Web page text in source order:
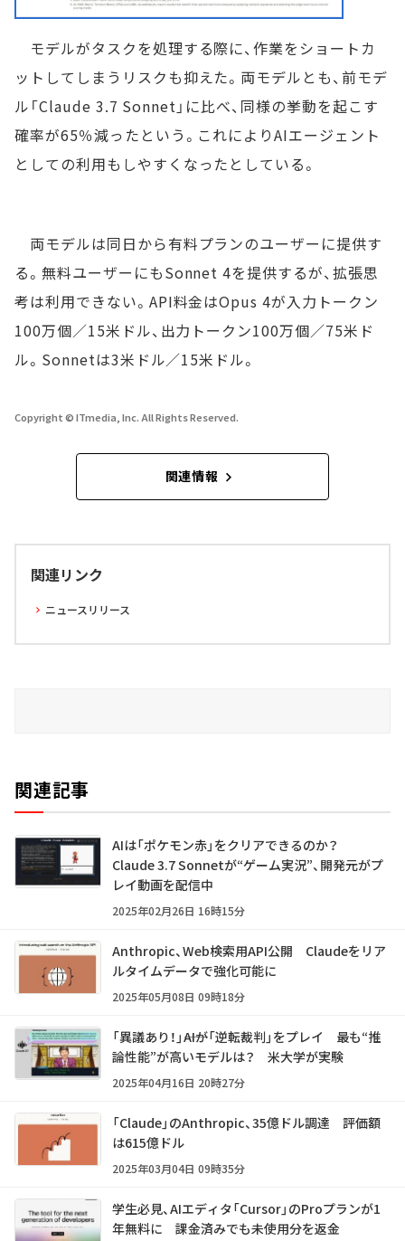
モデルがタスクを処理する際に、作業をショートカ
ットしてしまうリスクも抑えた。両モデルとも、前モデ
ル「Claude 3.7 Sonnet」に比べ、同様の挙動を起こす
確率が65％減ったという。これによりAIエージェント
としての利用もしやすくなったとしている。
両モデルは同日から有料プランのユーザーに提供す
る。無料ユーザーにもSonnet 4を提供するが、拡張思
考は利用できない。API料金はOpus 4が入力トークン
100万個／15米ドル、出力トークン100万個／75米ド
ル。Sonnetは3米ドル／15米ドル。
Copyright © ITmedia, Inc. All Rights Reserved.
関連情報
関連リンク
ニュースリリース
関連記事
AIは「ポケモン赤」をクリアできるのか？
Claude 3.7 Sonnetが“ゲーム実況”、開発元がプ
レイ動画を配信中
2025年02月26日 16時15分
Anthropic、Web検索用API公開 Claudeをリア
ルタイムデータで強化可能に
2025年05月08日 09時18分
「異議あり！」――AIが「逆転裁判」をプレイ 最も“推
論性能”が高いモデルは？ 米大学が実験
2025年04月16日 20時27分
「Claude」のAnthropic、35億ドル調達 評価額
は615億ドル
2025年03月04日 09時35分
学生必見、AIエディタ「Cursor」のProプランが1
年無料に 課金済みでも未使用分を返金